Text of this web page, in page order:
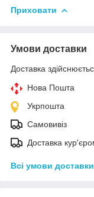
Приховати
Умови доставки
Доставка
Нова Пошта
Укрпошта
Самовивіз
Доставка
Всі умови доставки